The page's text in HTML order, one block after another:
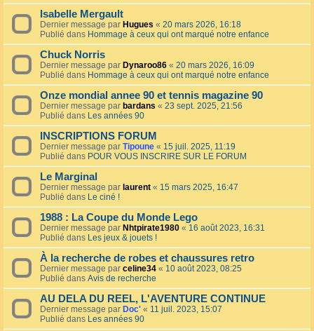
Isabelle Mergault
Dernier message par Hugues « 20 mars 2026, 16:18
Publié dans Hommage à ceux qui ont marqué notre enfance
Chuck Norris
Dernier message par Dynaroo86 « 20 mars 2026, 16:09
Publié dans Hommage à ceux qui ont marqué notre enfance
Onze mondial annee 90 et tennis magazine 90
Dernier message par bardans « 23 sept. 2025, 21:56
Publié dans Les années 90
INSCRIPTIONS FORUM
Dernier message par Tipoune « 15 juil. 2025, 11:19
Publié dans POUR VOUS INSCRIRE SUR LE FORUM
Le Marginal
Dernier message par laurent « 15 mars 2025, 16:47
Publié dans Le ciné !
1988 : La Coupe du Monde Lego
Dernier message par Nhtpirate1980 « 16 août 2023, 16:31
Publié dans Les jeux & jouets !
À la recherche de robes et chaussures retro
Dernier message par celine34 « 10 août 2023, 08:25
Publié dans Avis de recherche
AU DELA DU REEL, L'AVENTURE CONTINUE
Dernier message par Doc' « 11 juil. 2023, 15:07
Publié dans Les années 90